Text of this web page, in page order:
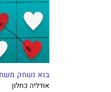
בוא נשחק
אודליה כחלון